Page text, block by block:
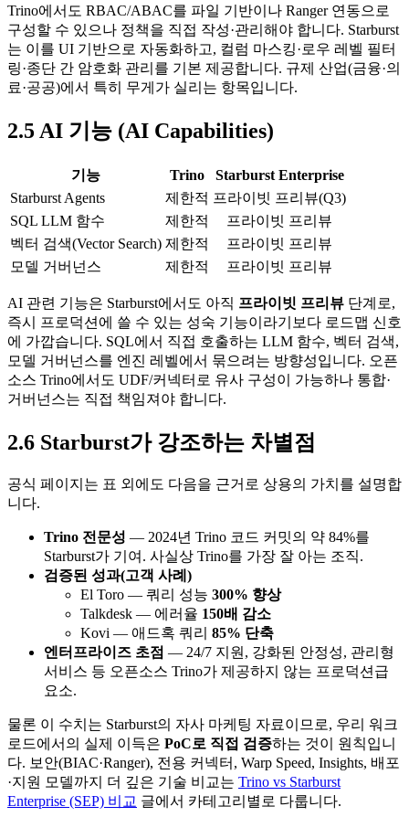
Trino에서도 RBAC/ABAC를 파일 기반이나 Ranger 연동으로
구성할 수 있으나 정책을 직접 작성·관리해야 합니다. Starburst
는 이를 UI 기반으로 자동화하고, 컬럼 마스킹·로우 레벨 필터
링·종단 간 암호화 관리를 기본 제공합니다. 규제 산업(금융·의
료·공공)에서 특히 무게가 실리는 항목입니다.
2.5 AI 기능 (AI Capabilities)
기능 Trino
Starburst Enterprise
Starburst Agents
제한적 프라이빗 프리뷰(Q3)
SQL LLM 함수
제한적
프라이빗 프리뷰
벡터 검색(Vector Search) 제한적
프라이빗 프리뷰
모델 거버넌스
제한적 프라이빗 프리뷰
AI 관련 기능은 Starburst에서도 아직 프라이빗 프리뷰 단계로,
즉시 프로덕션에 쓸 수 있는 성숙 기능이라기보다 로드맵 신호
에 가깝습니다. SQL에서 직접 호출하는 LLM 함수, 벡터 검색,
모델 거버넌스를 엔진 레벨에서 묶으려는 방향성입니다. 오픈
소스 Trino에서도 UDF/커넥터로 유사 구성이 가능하나 통합·
거버넌스는 직접 책임져야 합니다.
2.6 Starburst가 강조하는 차별점
공식 페이지는 표 외에도 다음을 근거로 상용의 가치를 설명합
니다.
Trino 전문성 — 2024년 Trino 코드 커밋의 약 84%를
Starburst가 기여. 사실상 Trino를 가장 잘 아는 조직.
검증된 성과(고객 사례)
El Toro — 쿼리 성능 300% 향상
Talkdesk — 에러율 150배 감소
Kovi — 애드혹 쿼리 85% 단축
엔터프라이즈 초점 — 24/7 지원, 강화된 안정성, 관리형
서비스 등 오픈소스 Trino가 제공하지 않는 프로덕션급
요소.
물론 이 수치는 Starburst의 자사 마케팅 자료이므로, 우리 워크
로드에서의 실제 이득은 PoC로 직접 검증하는 것이 원칙입니
다. 보안(BIAC·Ranger), 전용 커넥터, Warp Speed, Insights, 배포
·지원 모델까지 더 깊은 기술 비교는 Trino vs Starburst
Enterprise (SEP) 비교 글에서 카테고리별로 다룹니다.